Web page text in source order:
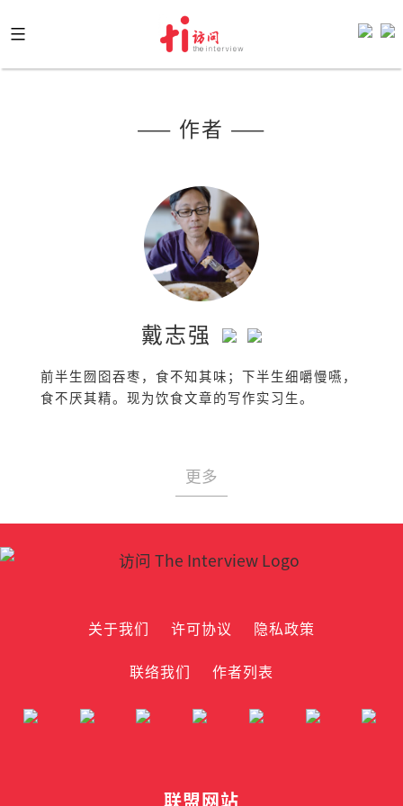
to
content
—— 作者 ——
戴志强
前半生囫囵吞枣，食不知其味；下半生细嚼慢嚥，
食不厌其精。现为饮食文章的写作实习生。
更多
关于我们 许可协议
隐私政策
联络我们
作者列表
联盟网站